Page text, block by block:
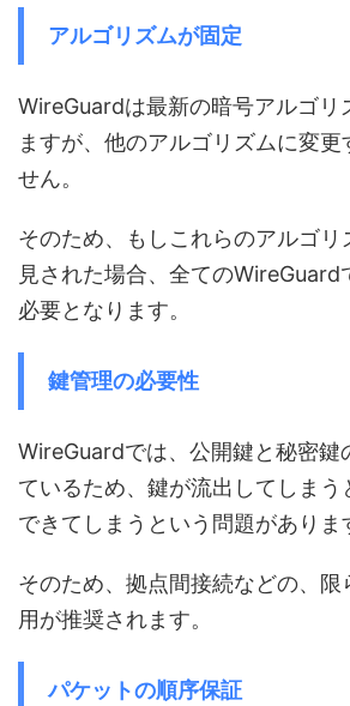
アルゴリズムが固定
WireGuardは最新の暗号アルゴリ
ますが、他のアルゴリズムに変更
せん。
そのため、もしこれらのアルゴリ
見された場合、全てのWireGuard
必要となります。
鍵管理の必要性
WireGuardでは、公開鍵と秘密鍵
ているため、鍵が流出してしまう
できてしまうという問題がありま
そのため、拠点間接続などの、限
用が推奨されます。
パケットの順序保証